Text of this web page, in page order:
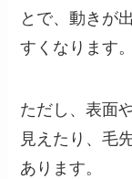
とで、動きが
すくなります。
ただし、表面
見えたり、毛
あります。